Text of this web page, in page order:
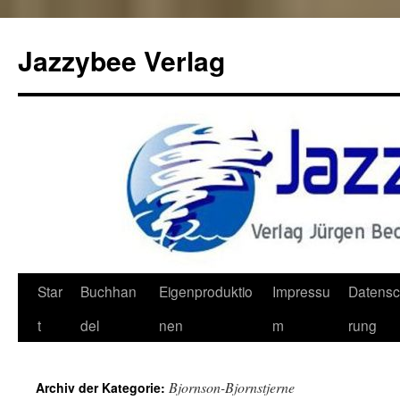
Jazzybee Verlag
Zum
Inhalt
Star
t
Buchhan
del
Eigenproduktio
nen
Impressu
m
rung
Archiv der Kategorie: Bjornson-Bjornstjerne